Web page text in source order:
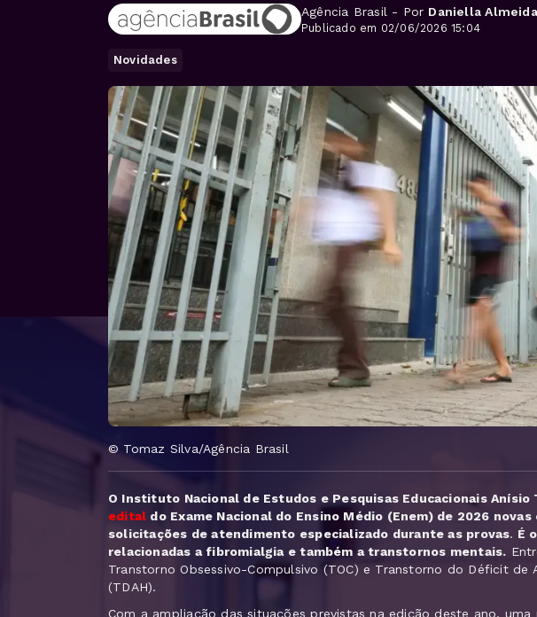
Agência Brasil - Por Daniella Almeida
Publicado em 02/06/2026 15:04
Novidades
© Tomaz Silva/Agência Brasil
O Instituto Nacional de Estudos e Pesquisas Educacionais
edital do Exame Nacional do Ensino Médio (Enem) de 2026
solicitações de atendimento especializado durante as provas. É
relacionadas a fibromialgia e também a transtornos mentais.
Transtorno Obsessivo-Compulsivo (TOC) e Transtorno do Déficit de
(TDAH).
Com a ampliação das situações previstas na edição deste ano,